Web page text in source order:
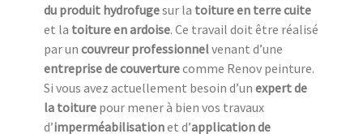
du produit hydrofugesur la toiture en terre cuite
et la toiture en ardoise. Ce travail doit être réalisé
par un couvreur professionnelvenant d’une
entreprise de couverturecomme Renov peinture.
Si vous avez actuellement besoin d’un expert de
la toiture pour mener à bien vos travaux
d’imperméabilisationet d’application de